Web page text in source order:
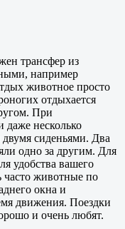
трансфер из
например
животное просто
отдыхается
При
даже несколько
сиденьями. Два
одно за другим. Для
удобства вашего
часто животные по
окна и
движения. Поездки
и очень любят.